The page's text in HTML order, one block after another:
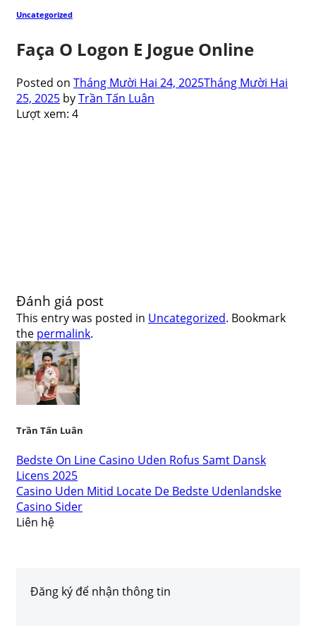
Uncategorized
Faça O Logon E Jogue Online
Posted on Tháng Mười Hai 24, 2025Tháng Mười Hai
25, 2025 byTrần Tấn Luân
Lượt xem: 4
Đánh giá post
This entry was posted in Uncategorized. Bookmark
the permalink.
Trần Tấn Luân
Bedste On Line Casino Uden Rofus Samt Dansk
Licens 2025
Casino Uden Mitid Locate De Bedste Udenlandske
Casino Sider
Liên hệ
Đăng ký để nhận thông tin